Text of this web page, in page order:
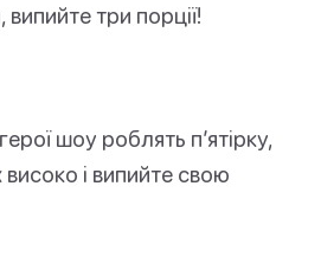
три порції!
шоу роблять п’ятірку,
високо і випийте свою